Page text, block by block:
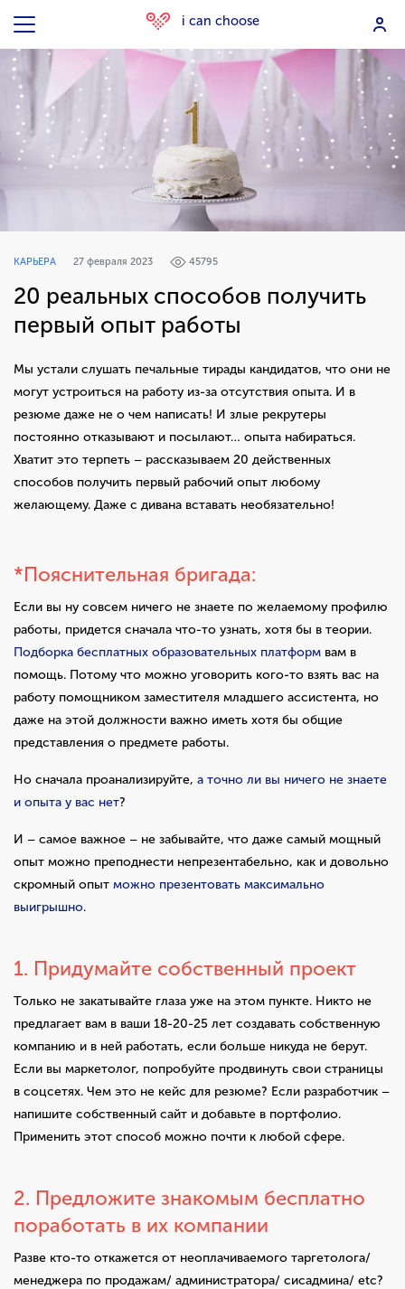
i can choose
КАРЬЕРА 27 февраля 2023 45795
20 реальных способов получить
первый опыт работы
Мы устали слушать печальные тирады кандидатов, что они не
могут устроиться на работу из-за отсутствия опыта. И в
резюме даже не о чем написать! И злые рекрутеры
постоянно отказывают и посылают… опыта набираться.
Хватит это терпеть – рассказываем 20 действенных
способов получить первый рабочий опыт любому
желающему. Даже с дивана вставать необязательно!
*Пояснительная бригада:
Если вы ну совсем ничего не знаете по желаемому профилю
работы, придется сначала что-то узнать, хотя бы в теории.
Подборка бесплатных образовательных платформ вам в
помощь. Потому что можно уговорить кого-то взять вас на
работу помощником заместителя младшего ассистента, но
даже на этой должности важно иметь хотя бы общие
представления о предмете работы.
Но сначала проанализируйте, а точно ли вы ничего не знаете
и опыта у вас нет?
И – самое важное – не забывайте, что даже самый мощный
опыт можно преподнести непрезентабельно, как и довольно
скромный опыт можно презентовать максимально
выигрышно.
1. Придумайте собственный проект
Только не закатывайте глаза уже на этом пункте. Никто не
предлагает вам в ваши 18-20-25 лет создавать собственную
компанию и в ней работать, если больше никуда не берут.
Если вы маркетолог, попробуйте продвинуть свои страницы
в соцсетях. Чем это не кейс для резюме? Если разработчик –
напишите собственный сайт и добавьте в портфолио.
Применить этот способ можно почти к любой сфере.
2. Предложите знакомым бесплатно
поработать в их компании
Разве кто-то откажется от неоплачиваемого таргетолога/
менеджера по продажам/ администратора/ сисадмина/ etc?